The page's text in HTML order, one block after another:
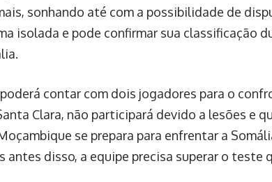
sonhando até com a possibilidade de
isolada e pode confirmar sua classificação
contar com dois jogadores para o
Clara, não participará devido a lesões e
se prepara para enfrentar a
antes disso, a equipe precisa superar o teste